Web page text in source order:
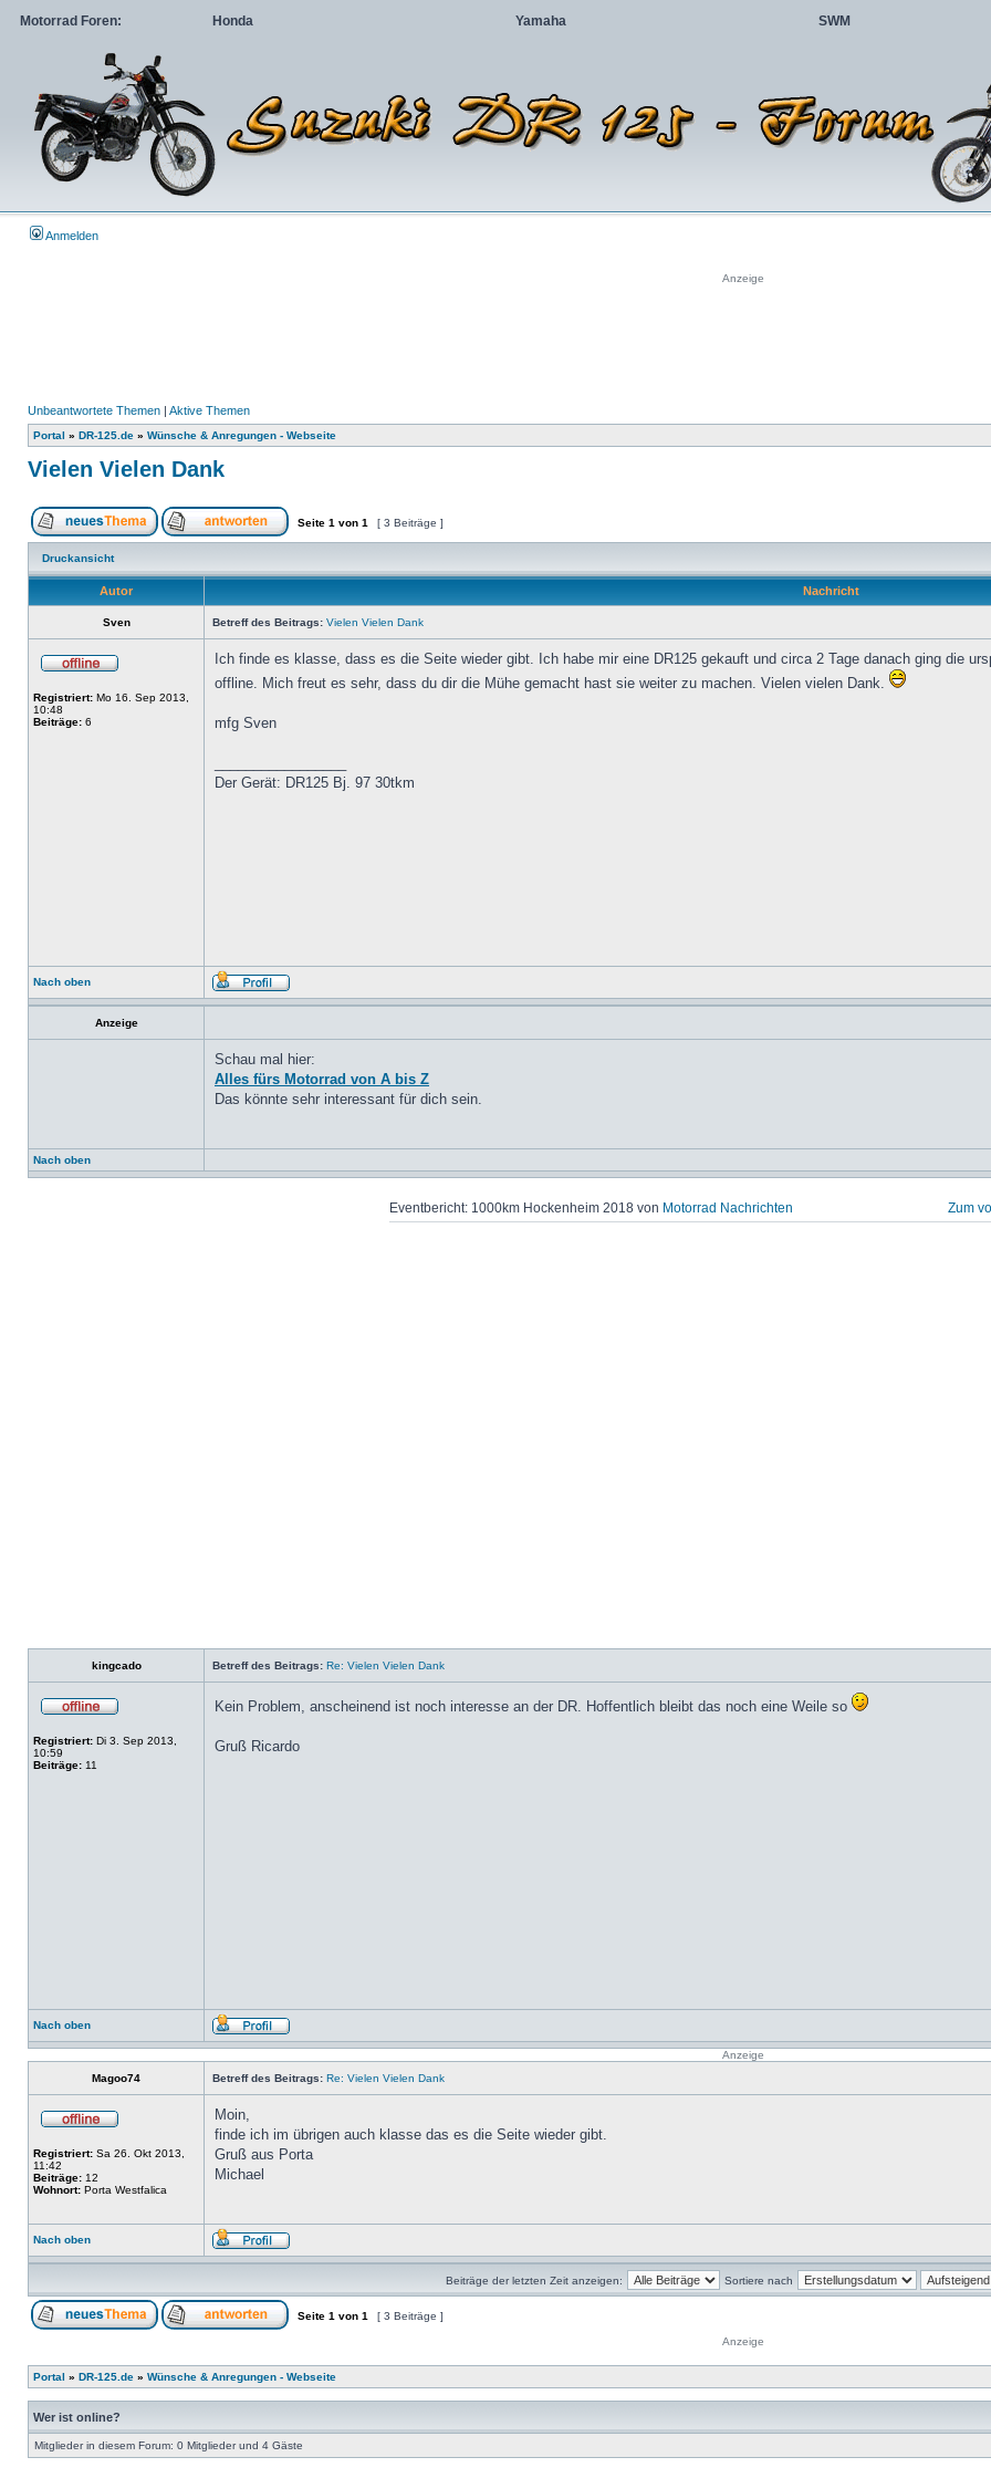
Motorrad Foren: Honda Yamaha SWM
Anmelden
Anzeige
Unbeantwortete Themen | Aktive Themen
Portal » DR-125.de » Wünsche & Anregungen - Webseite
Vielen Vielen Dank
Seite 1 von 1 [ 3 Beiträge ]
Druckansicht
Autor Nachricht
Sven Betreff des Beitrags: Vielen Vielen Dank
Registriert: Mo 16. Sep 2013,
10:48
Beiträge: 6
Ich finde es klasse, dass es die Seite wieder gibt. Ich habe mir eine DR125 gekauft und circa 2 Tage danach ging die
offline. Mich freut es sehr, dass du dir die Mühe gemacht hast sie weiter zu machen. Vielen vielen Dank.
mfg Sven
Der Gerät: DR125 Bj. 97 30tkm
Nach oben
Anzeige
Schau mal hier:
Alles fürs Motorrad von A bis Z
Das könnte sehr interessant für dich sein.
Nach oben
Eventbericht: 1000km Hockenheim 2018 von Motorrad Nachrichten Zum
kingcado Betreff des Beitrags: Re: Vielen Vielen Dank
Registriert: Di 3. Sep 2013,
10:59
Beiträge: 11
Kein Problem, anscheinend ist noch interesse an der DR. Hoffentlich bleibt das noch eine Weile so
Gruß Ricardo
Nach oben
Anzeige
Magoo74
Betreff des Beitrags: Re: Vielen Vielen Dank
Registriert: Sa 26. Okt 2013,
11:42
Beiträge: 12
Wohnort: Porta Westfalica
Moin,
finde ich im übrigen auch klasse das es die Seite wieder gibt.
Gruß aus Porta
Michael
Nach oben
Beiträge der letzten Zeit anzeigen: Sortiere nach
Seite 1 von 1 [ 3 Beiträge ]
Anzeige
Portal » DR-125.de » Wünsche & Anregungen - Webseite
Wer ist online?
Mitglieder in diesem Forum: 0 Mitglieder und 4 Gäste